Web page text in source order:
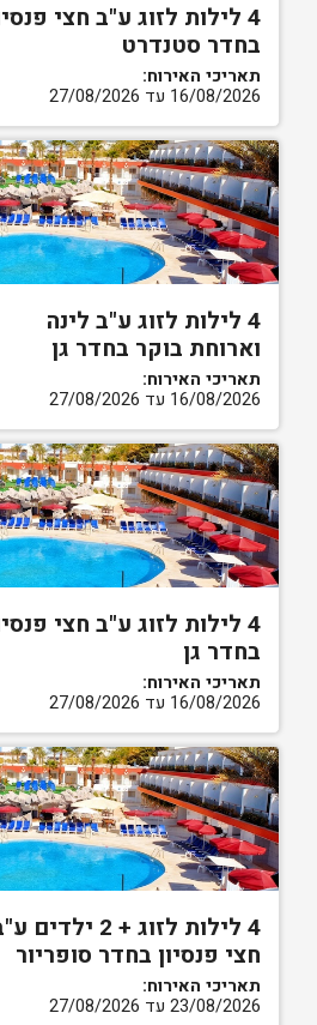
4 לילות לזוג ע"ב חצי
בחדר סטנדרט
תאריכי האירוח:
16/08/2026 עד 27/08/2026
4 לילות לזוג ע"ב לינה
וארוחת בוקר בחדר גן
תאריכי האירוח:
16/08/2026 עד 27/08/2026
4 לילות לזוג ע"ב חצי
בחדר גן
תאריכי האירוח:
16/08/2026 עד 27/08/2026
4 לילות לזוג + 2
חצי פנסיון בחדר סופריור
תאריכי האירוח:
23/08/2026 עד 27/08/2026